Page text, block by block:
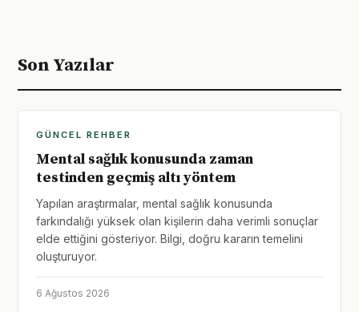
Son Yazılar
GÜNCEL REHBER
Mental sağlık konusunda zaman
testinden geçmiş altı yöntem
Yapılan araştırmalar, mental sağlık konusunda
farkındalığı yüksek olan kişilerin daha verimli sonuçlar
elde ettiğini gösteriyor. Bilgi, doğru kararın temelini
oluşturuyor.
6 Ağustos 2026